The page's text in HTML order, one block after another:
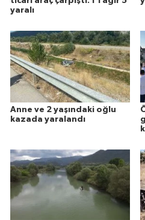
yaralı
Anne ve 2 yaşındaki oğlu
kazada yaralandı